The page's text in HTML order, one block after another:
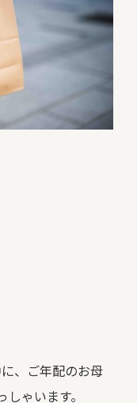
、ご年配のお母
ゃいます。